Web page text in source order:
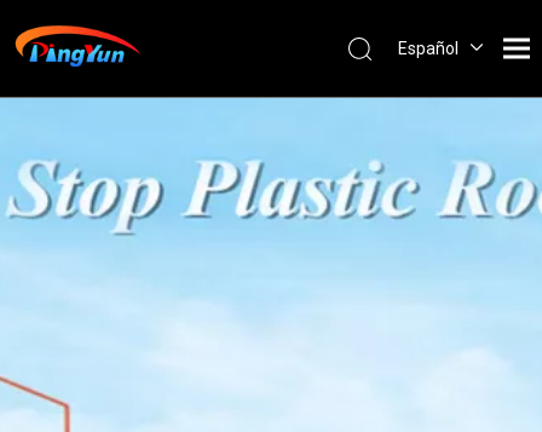
Español
Pусский
Português